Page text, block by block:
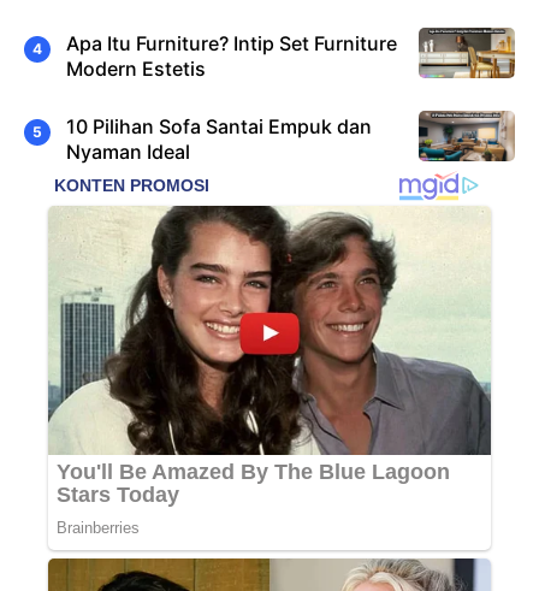
Apa Itu Furniture? Intip Set Furniture
Modern Estetis
10 Pilihan Sofa Santai Empuk dan
Nyaman Ideal